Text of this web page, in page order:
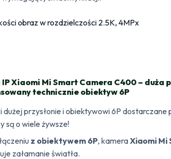
Xiaomi Mi Smart Camera C400 – duża
technicznie obiektyw 6P
dużej przysłonie i obiektywowi 6P
są o wiele żywsze!
z obiektywem 6P, kameraXiaomi
załamanie światła.